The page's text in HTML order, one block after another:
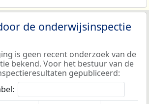
de onderwijsinspectie
is geen recent onderzoek van de
bekend. Voor het bestuur van de
gepubliceerd: